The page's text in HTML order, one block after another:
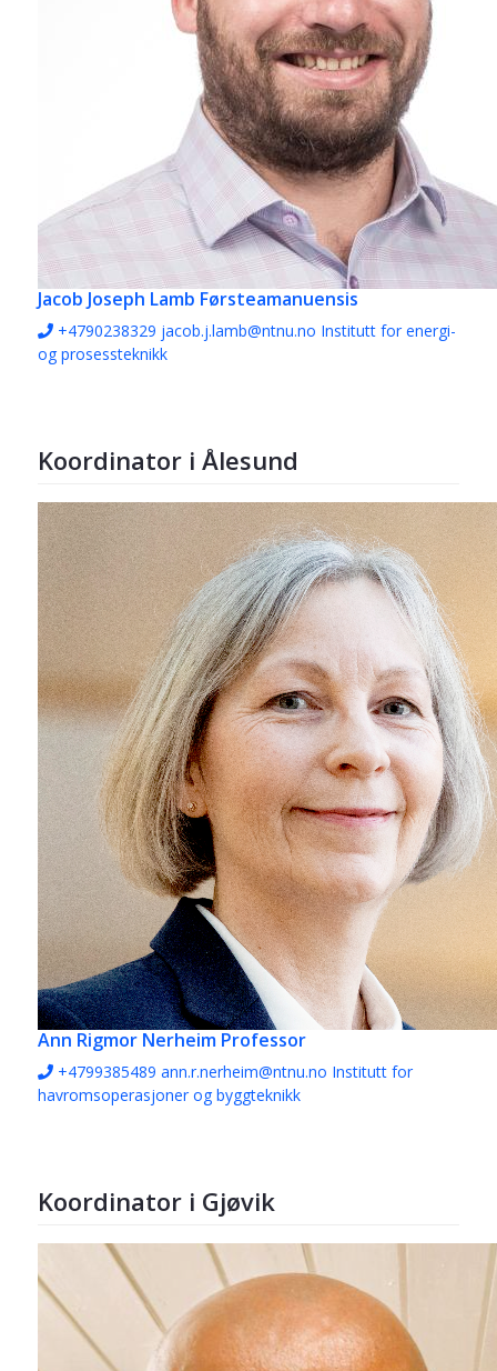
Jacob Joseph Lamb Førsteamanuensis
+4790238329 jacob.j.lamb@ntnu.no Institutt for energi-
og prosessteknikk
Koordinator i Ålesund
Ann Rigmor Nerheim Professor
+4799385489 ann.r.nerheim@ntnu.no Institutt for
havromsoperasjoner og byggteknikk
Koordinator i Gjøvik